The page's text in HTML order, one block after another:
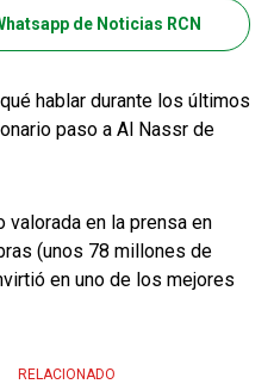
de Noticias RCN
hablar durante los últimos
paso a Al Nassr de
valorada en la prensa en
(unos 78 millones de
en uno de los mejores
RELACIONADO